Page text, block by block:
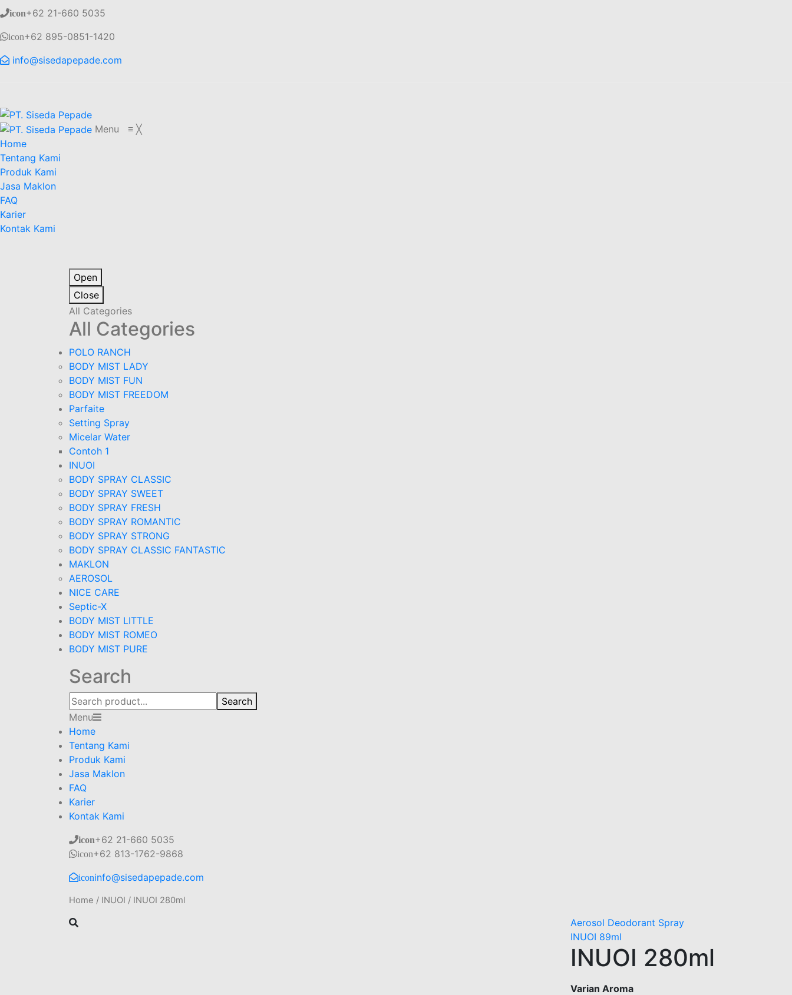
icon+62 21-660 5035
icon+62 895-0851-1420
info@sisedapepade.com
Menu ≡ ╳
Home
Tentang Kami
Produk Kami
Jasa Maklon
FAQ
Karier
Kontak Kami
Open
Close
All Categories
All Categories
POLO RANCH
BODY MIST LADY
BODY MIST FUN
BODY MIST FREEDOM
Parfaite
Setting Spray
Micelar Water
Contoh 1
INUOI
BODY SPRAY CLASSIC
BODY SPRAY SWEET
BODY SPRAY FRESH
BODY SPRAY ROMANTIC
BODY SPRAY STRONG
BODY SPRAY CLASSIC FANTASTIC
MAKLON
AEROSOL
NICE CARE
Septic-X
BODY MIST LITTLE
BODY MIST ROMEO
BODY MIST PURE
Search
Search
Menu
Home
Tentang Kami
Produk Kami
Jasa Maklon
FAQ
Karier
Kontak Kami
icon+62 21-660 5035
icon+62 813-1762-9868
iconinfo@sisedapepade.com
Home / INUOI / INUOI 280ml
Aerosol Deodorant Spray
INUOI 89ml
INUOI 280ml
Varian Aroma